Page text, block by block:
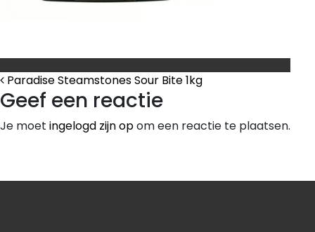
Bericht Navigatie
Paradise Steamstones Sour Bite 1kg
Geef een reactie
Je moet ingelogd zijn opom een reactie te plaatsen.